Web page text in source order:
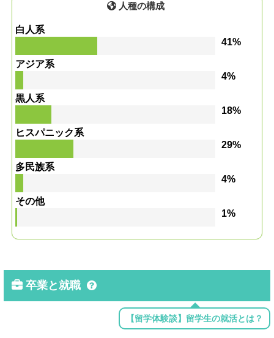
人種の構成
白人系
41%
アジア系
4%
黒人系
18%
ヒスパニック系
29%
多民族系
4%
その他
1%
卒業と就職
【留学体験談】留学生の就活とは？